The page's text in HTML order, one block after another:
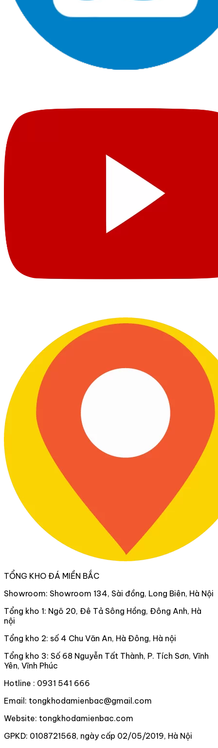
TỔNG KHO ĐÁ MIỀN BẮC
Showroom: Showroom 134, Sài đồng, Long Biên, Hà Nội
Tổng kho 1: Ngõ 20, Đê Tả Sông Hồng, Đông Anh, Hà
nội
Tổng kho 2: số 4 Chu Văn An, Hà Đông, Hà nội
Tổng kho 3: Số 68 Nguyễn Tất Thành, P. Tích Sơn, Vĩnh
Yên, Vĩnh Phúc
Hotline : 0931 541 666
Email: tongkhodamienbac@gmail.com
Website: tongkhodamienbac.com
GPKD: 0108721568, ngày cấp 02/05/2019, Hà Nội